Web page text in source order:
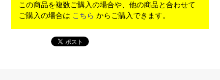
この商品を複数ご購入の場合や、他の商品と合わせて
ご購入の場合は こちら からご購入できます。